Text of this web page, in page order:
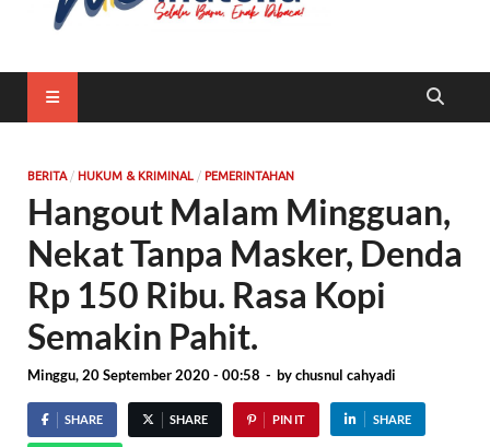
BERITA/ HUKUM & KRIMINAL / PEMERINTAHAN
Hangout Malam Mingguan,
Nekat Tanpa Masker, Denda
Rp 150 Ribu. Rasa Kopi
Semakin Pahit.
Minggu, 20 September 2020 - 00:58 - bychusnul cahyadi
SHARE SHARE PIN IT SHARE